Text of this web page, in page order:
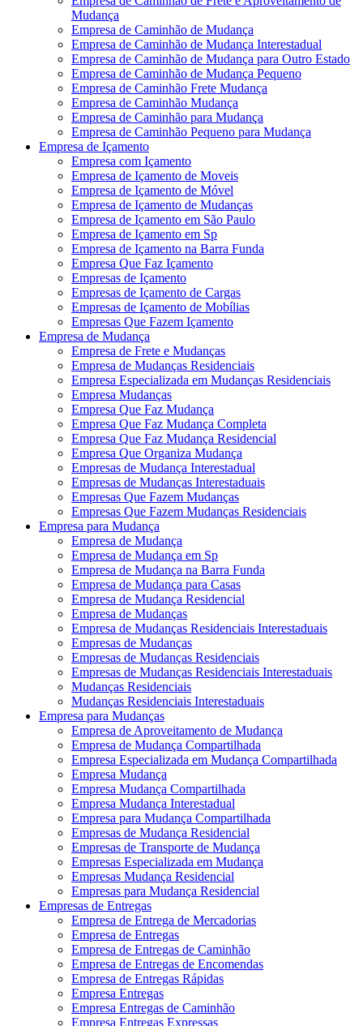
Mudança
Empresa de Caminhão de Mudança
Empresa de Caminhão de Mudança Interestadual
Empresa de Caminhão de Mudança para Outro Estado
Empresa de Caminhão de Mudança Pequeno
Empresa de Caminhão Frete Mudança
Empresa de Caminhão Mudança
Empresa de Caminhão para Mudança
Empresa de Caminhão Pequeno para Mudança
Empresa de Içamento
Empresa com Içamento
Empresa de Içamento de Moveis
Empresa de Içamento de Móvel
Empresa de Içamento de Mudanças
Empresa de Içamento em São Paulo
Empresa de Içamento em Sp
Empresa de Içamento na Barra Funda
Empresa Que Faz Içamento
Empresas de Içamento
Empresas de Içamento de Cargas
Empresas de Içamento de Mobílias
Empresas Que Fazem Içamento
Empresa de Mudança
Empresa de Frete e Mudanças
Empresa de Mudanças Residenciais
Empresa Especializada em Mudanças Residenciais
Empresa Mudanças
Empresa Que Faz Mudança
Empresa Que Faz Mudança Completa
Empresa Que Faz Mudança Residencial
Empresa Que Organiza Mudança
Empresas de Mudança Interestadual
Empresas de Mudanças Interestaduais
Empresas Que Fazem Mudanças
Empresas Que Fazem Mudanças Residenciais
Empresa para Mudança
Empresa de Mudança
Empresa de Mudança em Sp
Empresa de Mudança na Barra Funda
Empresa de Mudança para Casas
Empresa de Mudança Residencial
Empresa de Mudanças
Empresa de Mudanças Residenciais Interestaduais
Empresas de Mudanças
Empresas de Mudanças Residenciais
Empresas de Mudanças Residenciais Interestaduais
Mudanças Residenciais
Mudanças Residenciais Interestaduais
Empresa para Mudanças
Empresa de Aproveitamento de Mudança
Empresa de Mudança Compartilhada
Empresa Especializada em Mudança Compartilhada
Empresa Mudança
Empresa Mudança Compartilhada
Empresa Mudança Interestadual
Empresa para Mudança Compartilhada
Empresas de Mudança Residencial
Empresas de Transporte de Mudança
Empresas Especializada em Mudança
Empresas Mudança Residencial
Empresas para Mudança Residencial
Empresas de Entregas
Empresa de Entrega de Mercadorias
Empresa de Entregas
Empresa de Entregas de Caminhão
Empresa de Entregas de Encomendas
Empresa de Entregas Rápidas
Empresa Entregas
Empresa Entregas de Caminhão
Empresa Entregas Expressas